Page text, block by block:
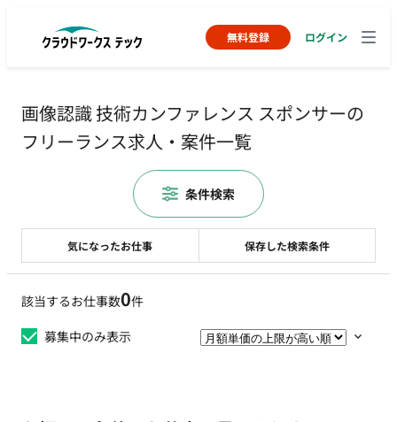
無料登録 ログイン
画像認識 技術カンファレンス スポンサーの
フリーランス求人・案件一覧
該当するお仕事数0件
募集中のみ表示
気になったお仕事 保存した検索条件
条件検索